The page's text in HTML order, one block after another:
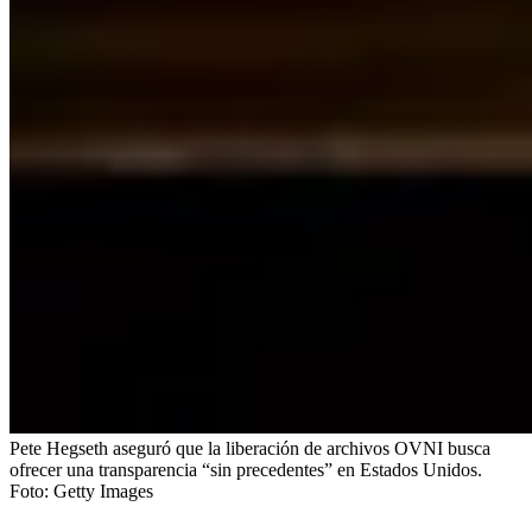
Pete Hegseth aseguró que la liberación de archivos OVNI busca
ofrecer una transparencia “sin precedentes” en Estados Unidos.
Foto: Getty Images